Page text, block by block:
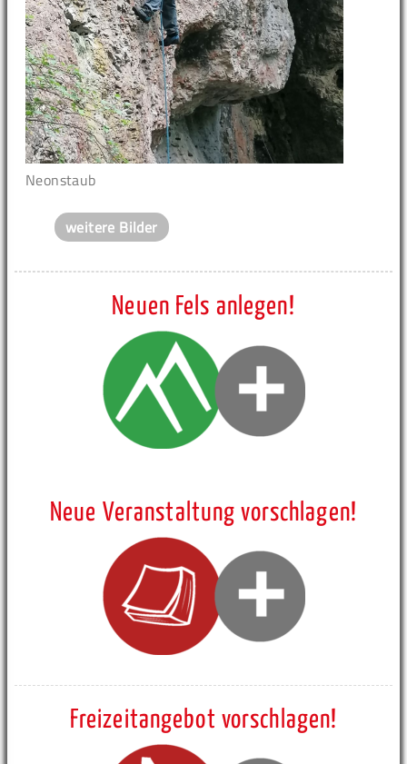
Neonstaub
weitere Bilder
Neuen Fels anlegen!
Neue Veranstaltung vorschlagen!
Freizeitangebot vorschlagen!